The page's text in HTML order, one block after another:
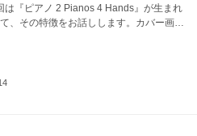
は『ピアノ 2 Pianos 4 Hands』が生まれ
、その特徴をお話しします。カバー画
4 Hands』より©Rick O'Brien